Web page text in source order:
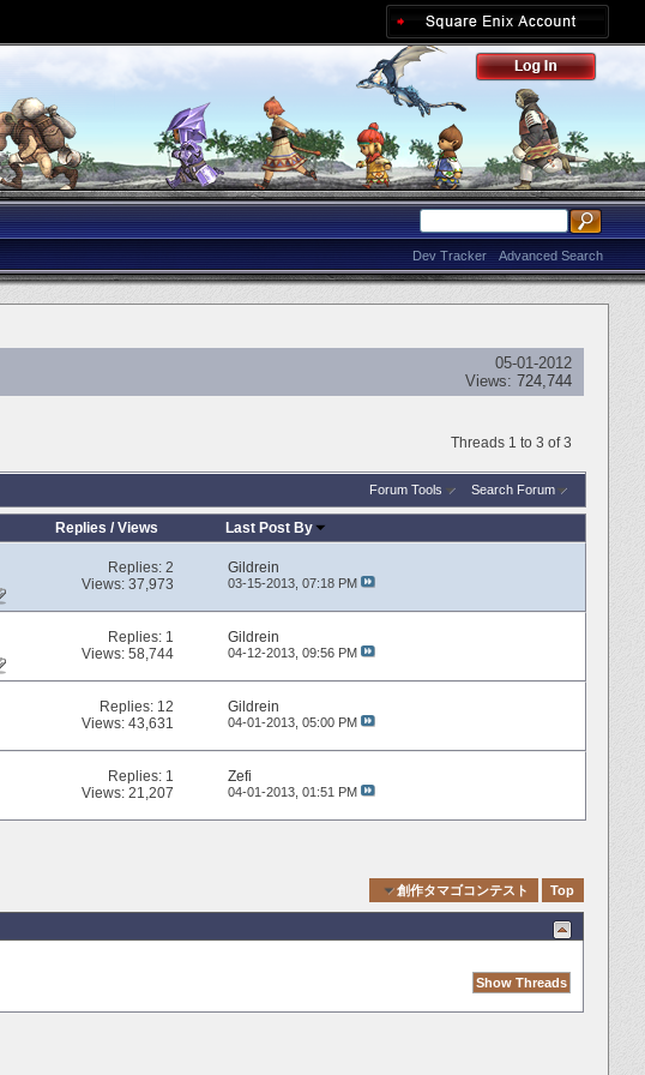
Advanced Search
Dev Tracker
05-01-2012
Views: 724,744
Threads 1 to 3 of 3
Forum Tools Search Forum
Replies /Views Last Post By
Replies:2
Views: 37,973
Gildrein
03-15-2013, 07:18 PM
Replies: 1
Views: 58,744
Gildrein
04-12-2013, 09:56 PM
Replies: 12
Views: 43,631
Gildrein
04-01-2013, 05:00 PM
Replies: 1
Views: 21,207
Zefi
04-01-2013, 01:51 PM
創作タマゴコンテスト Top